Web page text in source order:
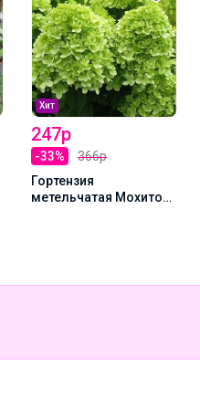
Хит
247р
-33%
366р
Гортензия
метельчатая Мохито